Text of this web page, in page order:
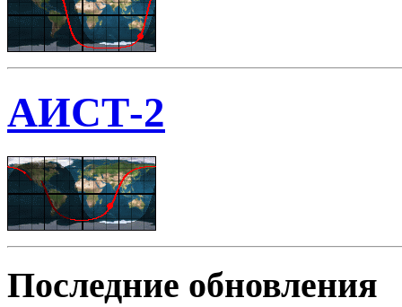
АИСТ-2
Последние обновления